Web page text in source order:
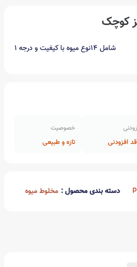
کوچک
شامل 14نوع میوه با کیفیت و درجه 1
افزودنی
خصوصیت
تازه و طبیعی
دسته بندی محصول : مخلوط میوه